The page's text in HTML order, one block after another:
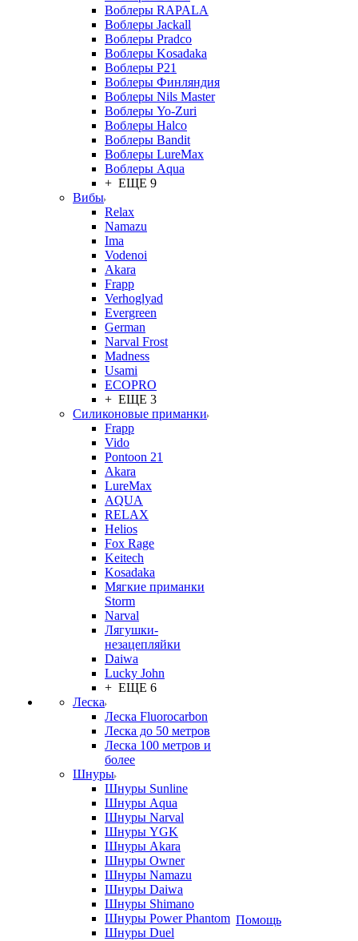
Воблеры RAPALA
Воблеры Jackall
Воблеры Pradco
Воблеры Kosadaka
Воблеры P21
Воблеры Финляндия
Воблеры Nils Master
Воблеры Yo-Zuri
Воблеры Halco
Воблеры Bandit
Воблеры LureMax
Воблеры Aqua
+ ЕЩЕ 9
Вибы
Relax
Namazu
Ima
Vodenoi
Akara
Frapp
Verhoglyad
Evergreen
German
Narval Frost
Madness
Usami
ECOPRO
+ ЕЩЕ 3
Силиконовые приманки
Frapp
Vido
Pontoon 21
Akara
LureMax
AQUA
RELAX
Helios
Fox Rage
Keitech
Kosadaka
Мягкие приманки
Storm
Narval
Лягушки-
незацепляйки
Daiwa
Lucky John
+ ЕЩЕ 6
Леска
Леска Fluorocarbon
Леска до 50 метров
Леска 100 метров и
более
Шнуры
Шнуры Sunline
Шнуры Aqua
Шнуры Narval
Шнуры YGK
Шнуры Akara
Шнуры Owner
Шнуры Namazu
Шнуры Daiwa
Шнуры Shimano
Шнуры Power Phantom
Шнуры Duel
Помощь